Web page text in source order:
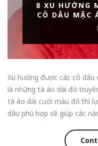
8 XU HƯỚNG
CÔ DÂU MẶC
Xu hướng được các cô dâu
là những tà áo dài đỏ
tà áo dài cưới màu đỏ thì
dâu phù hợp sẽ giúp các